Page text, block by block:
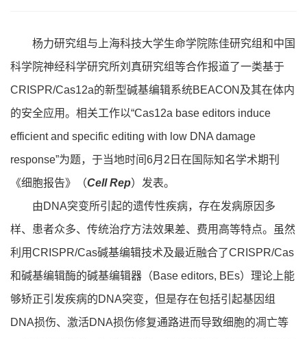
杨力研究组与上海科技大学生命学院陈佳研究组和中国
科学院神经科学研究所刘真研究组等合作报道了一类基于
CRISPR/Cas12a的新型碱基编辑系统BEACON及其在体内
的安全应用。相关工作以“Cas12a base editors induce
efficient and specific editing with low DNA damage
response”为题，于当地时间6月2日在国际知名学术期刊
《细胞报告》（Cell Rep）发表。
由DNA突变所引起的遗传性疾病，存在发病原因多
样、患者众多、传统治疗方法效果差、费用高等特点。虽然
利用CRISPR/Cas碱基编辑技术及最近融合了CRISPR/Cas
和碱基编辑酶的碱基编辑器（Base editors, BEs）理论上能
够矫正引发疾病的DNA突变，但是存在包括引起基因组
DNA损伤、激活DNA损伤修复通路进而导致细胞的凋亡等